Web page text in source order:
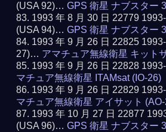
(USA 92)…GPS 衛星 ナブスター
1993 年 8 月 30 日 22779
(USA 94)…GPS 衛星 ナブスター
1993 年 9 月 26 日 22825
27)… アマチュア無線衛星 キット
1993 年 9 月 26 日 22828
マチュア無線衛星 ITAMsat (IO-26)
1993 年 9 月 26 日 22829
マチュア無線衛星 アイサット
1993 年 10 月 27 日 22877
(USA 96)…GPS 衛星 ナブスター